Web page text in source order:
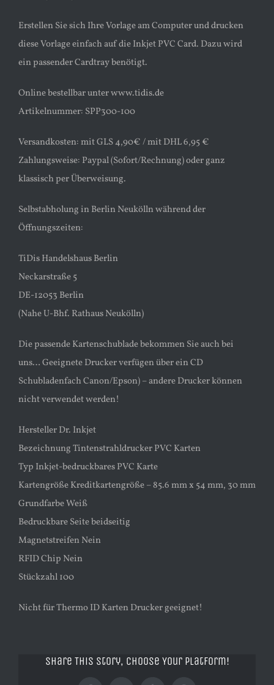
Erstellen Sie sich Ihre Vorlage am Computer und drucken
diese Vorlage einfach auf die Inkjet PVC Card. Dazu wird
ein passender Cardtray benötigt.
Online bestellbar unter www.tidis.de
Artikelnummer: SPP300-100
Versandkosten: mit GLS 4,90€ / mit DHL 6,95 €
Zahlungsweise: Paypal (Sofort/Rechnung) oder ganz
klassisch per Überweisung.
Selbstabholung in Berlin Neukölln während der
Öffnungszeiten:
TiDis Handelshaus Berlin
Neckarstraße 5
DE-12053 Berlin
(Nahe U-Bhf. Rathaus Neukölln)
Die passende Kartenschublade bekommen Sie auch bei
uns… Geeignete Drucker verfügen über ein CD
Schubladenfach Canon/Epson) – andere Drucker können
nicht verwendet werden!
Hersteller Dr. Inkjet
Bezeichnung Tintenstrahldrucker PVC Karten
Typ Inkjet-bedruckbares PVC Karte
Kartengröße Kreditkartengröße – 85.6 mm x 54 mm, 30 mm
Grundfarbe Weiß
Bedruckbare Seite beidseitig
Magnetstreifen Nein
RFID Chip Nein
Stückzahl 100
Nicht für Thermo ID Karten Drucker geeignet!
Share This Story, Choose Your Platform!